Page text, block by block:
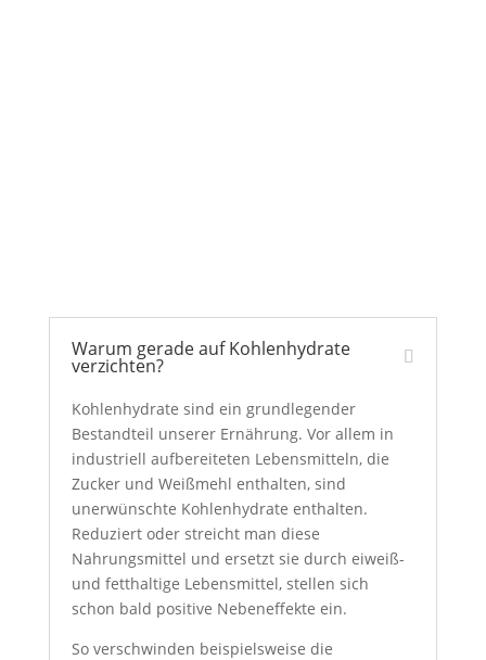
Warum gerade auf Kohlenhydrate
verzichten?
Kohlenhydrate sind ein grundlegender
Bestandteil unserer Ernährung. Vor allem in
industriell aufbereiteten Lebensmitteln, die
Zucker und Weißmehl enthalten, sind
unerwünschte Kohlenhydrate enthalten.
Reduziert oder streicht man diese
Nahrungsmittel und ersetzt sie durch eiweiß-
und fetthaltige Lebensmittel, stellen sich
schon bald positive Nebeneffekte ein.
So verschwinden beispielsweise die